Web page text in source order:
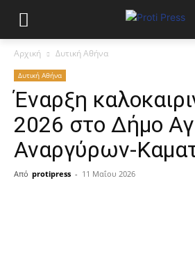
Αρχική Δυτική Αθήνα
Δυτική Αθήνα
Έναρξη
2026 στο Δήμο
Αναργύρων-
Από protipress - 11 Μαΐου 2026